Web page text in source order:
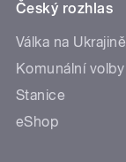
Český rozhlas
Válka na Ukrajině
Komunální volby
Stanice
eShop